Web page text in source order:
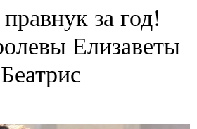
за год!
Елизаветы